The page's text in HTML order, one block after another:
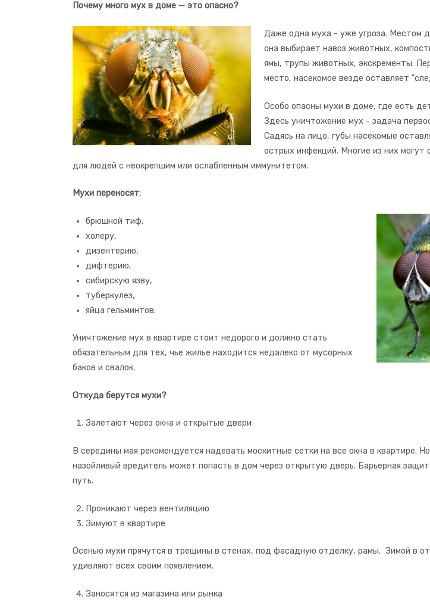
Почему много мух в доме — это опасно?
Даже одна муха - уже угроза. Местом
она выбирает навоз животных,
ямы, трупы животных, экскременты.
место, насекомое везде оставляет
Особо опасны мухи в доме, где есть
Здесь уничтожение мух - задача
Садясь на лицо, губы насекомые
острых инфекций. Многие из них могут
для людей с неокрепшим или ослабленным иммунитетом.
Мухи переносят:
брюшной тиф,
холеру,
дизентерию,
дифтерию,
сибирскую язву,
туберкулез,
яйца гельминтов.
Уничтожение мух в квартире стоит недорого и должно стать
обязательным для тех, чье жилье находится недалеко от мусорных
баков и свалок.
Откуда берутся мухи?
Залетают через окна и открытые двери
В середины мая рекомендуется надевать москитные сетки на все окна в квартире.
назойливый вредитель может попасть в дом через открытую дверь. Барьерная
путь.
Проникают через вентиляцию
Зимуют в квартире
Осенью мухи прячутся в трещины в стенах, под фасадную отделку, рамы. Зимой в
удивляют всех своим появлением.
Заносятся из магазина или рынка